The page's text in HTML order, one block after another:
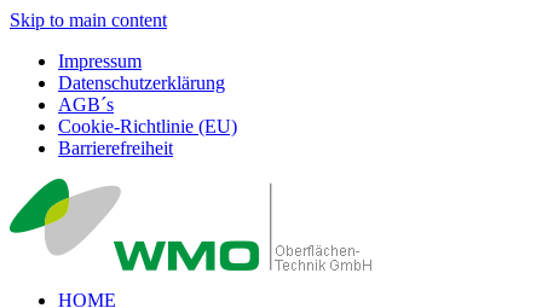
Skip to main content
Impressum
Datenschutzerklärung
AGB´s
Cookie-Richtlinie (EU)
Barrierefreiheit
HOME